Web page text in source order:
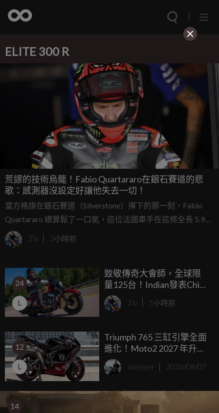
ELITE 300 R
荒謬的技術烏龍！Fabio Quartararo在銀石賽道的悲
歌：感測器沒設定好讓他失去一切！
當方格旗在銀石賽道（Silverstone）揮下的那一刻，Fabio
Quartararo 總算鬆了一口氣，這位法國車手在這條全長 5.9
km 的高速賽道上，拚盡全力壓榨 YAMAHA M1 的每一分極
限，面對擁有強大 V4 引擎與驚人下壓力的歐洲車廠對手群，
Ziv 3小時前
24
L
致敬傳奇大會師，全球限
量125台！Indian發表Chief
Vintage Sturgis特仕版
Ziv 5小時前
12
L
Triumph 765 三缸引擎全面
進化！Moto2 2027 年升級
凱旋新引擎，馬力提升 6%
還更輕Webber 2026/08/07
14